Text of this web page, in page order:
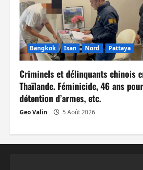
i
o
n
d
’
r
Bangkok Isan Nord Pattaya
Criminels et délinquants chinois
Thaïlande. Féminicide, 46 ans pour
détention d’armes, etc.
Geo Valin 5 Août 2026